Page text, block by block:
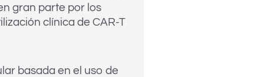
gran parte por los
clínica de CAR-T
basada en el uso de